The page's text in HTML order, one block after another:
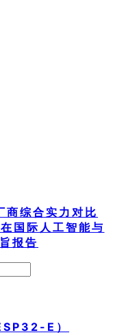
综合实力对比
国际人工智能与
报告
E）